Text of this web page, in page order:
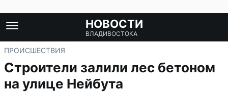
НОВОСТИ
ВЛАДИВОСТОКА
ПРОИСШЕСТВИЯ
Строители залили лес бетоном
на улице Нейбута